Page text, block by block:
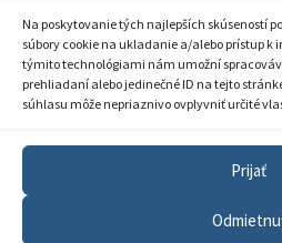
Na poskytovanie tých najlepších skúseností
súbory cookie na ukladanie a/alebo prístup k
týmito technológiami nám umožní
prehliadaní alebo jedinečné ID na tejto
súhlasu môže nepriaznivo ovplyvniť určité
Prijať
Zásady ochrany
Sprístupnenie